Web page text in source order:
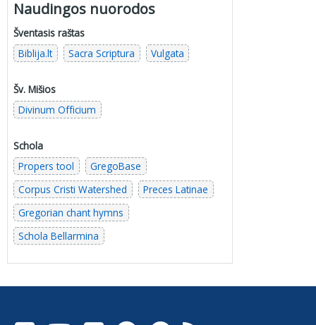
Naudingos nuorodos
Šventasis raštas
Biblija.lt
Sacra Scriptura Vulgata
Šv. Mišios
Divinum Officium
Schola
Propers tool
GregoBase
Corpus Cristi Watershed
Preces Latinae
Gregorian chant hymns
Schola Bellarmina